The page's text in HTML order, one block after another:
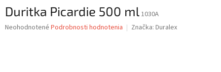
Duritka Picardie 500 ml1030A
Priemerné
Neohodnotené Podrobnosti hodnotenia Značka: Duralex